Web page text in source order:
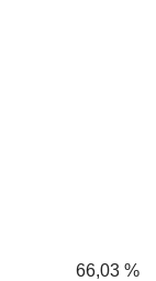
66,03 %